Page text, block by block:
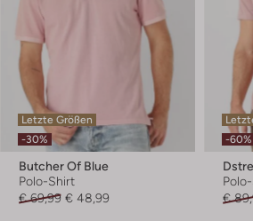
Letzte Größen
-30%
Butcher Of Blue
Polo-Shirt
€ 69,99 € 48,99
-60%
€